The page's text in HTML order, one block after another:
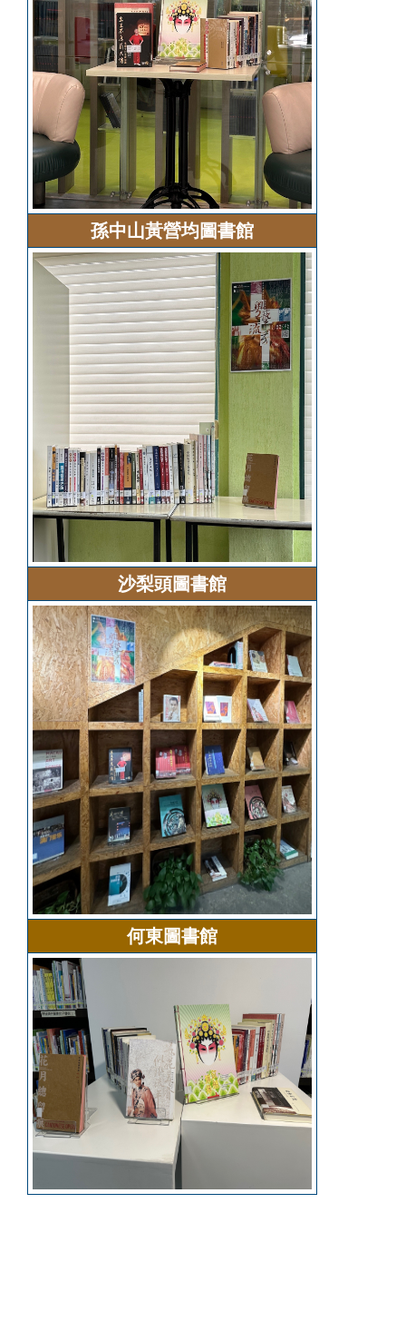
孫中山黃營均圖書館
沙梨頭圖書館
何東圖書館